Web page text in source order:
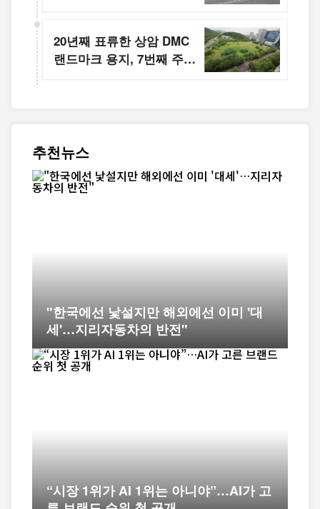
20년째 표류한 상암 DMC
랜드마크 용지, 7번째 주인
추천뉴스
"한국에선 낯설지만 해외에선 이미 '대
세'…지리자동차의 반전"
“시장 1위가 AI 1위는 아니야”…AI가 고